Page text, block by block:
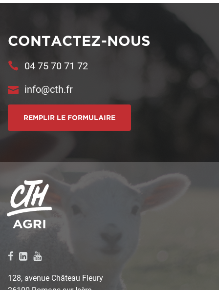
CONTACTEZ-NOUS
04 75 70 71 72
info@cth.fr
REMPLIR LE FORMULAIRE
128, avenue Château Fleury